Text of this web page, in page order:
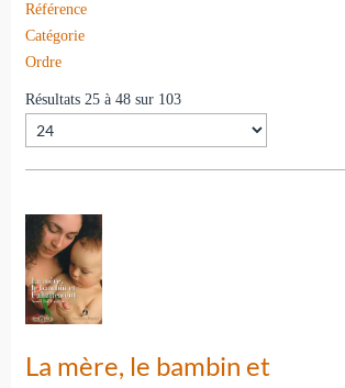
Référence
Catégorie
Ordre
Résultats 25 à 48 sur 103
La mère, le bambin et